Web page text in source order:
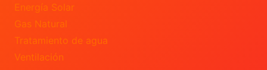
Energía Solar
Gas Natural
Tratamiento de agua
Ventilación